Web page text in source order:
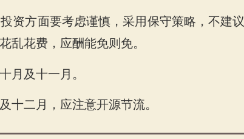
资方面要考虑谨慎，采用保守策略，不建议
乱花费，应酬能免则免。
月及十一月。
十二月，应注意开源节流。